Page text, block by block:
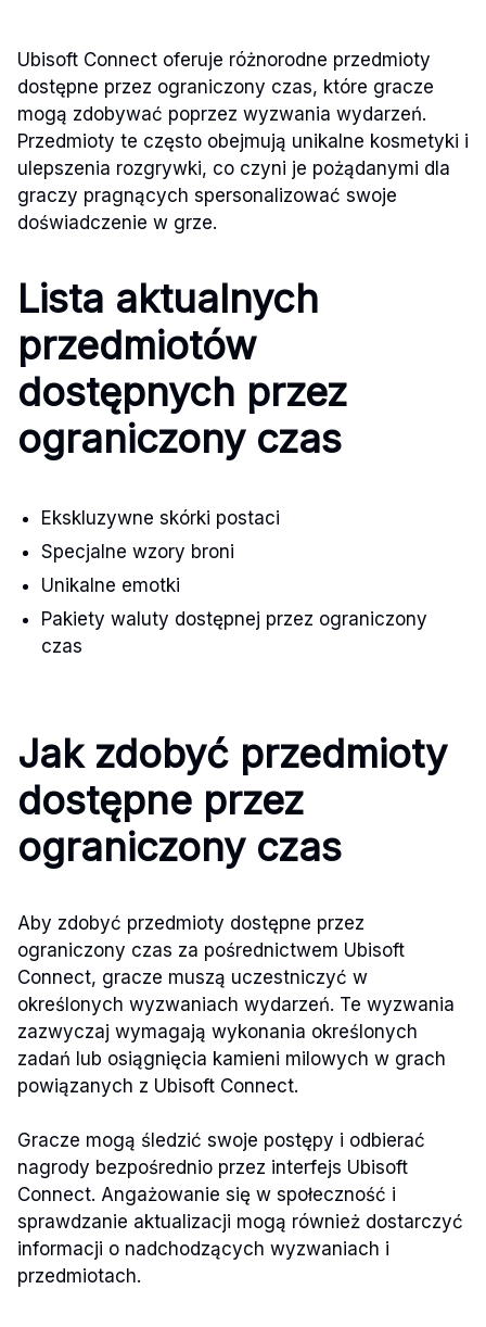
Ubisoft Connect oferuje różnorodne przedmioty
dostępne przez ograniczony czas, które gracze
mogą zdobywać poprzez wyzwania wydarzeń.
Przedmioty te często obejmują unikalne kosmetyki i
ulepszenia rozgrywki, co czyni je pożądanymi dla
graczy pragnących spersonalizować swoje
doświadczenie w grze.
Lista aktualnych
przedmiotów
dostępnych przez
ograniczony czas
Ekskluzywne skórki postaci
Specjalne wzory broni
Unikalne emotki
Pakiety waluty dostępnej przez ograniczony
czas
Jak zdobyć przedmioty
dostępne przez
ograniczony czas
Aby zdobyć przedmioty dostępne przez
ograniczony czas za pośrednictwem Ubisoft
Connect, gracze muszą uczestniczyć w
określonych wyzwaniach wydarzeń. Te wyzwania
zazwyczaj wymagają wykonania określonych
zadań lub osiągnięcia kamieni milowych w grach
powiązanych z Ubisoft Connect.
Gracze mogą śledzić swoje postępy i odbierać
nagrody bezpośrednio przez interfejs Ubisoft
Connect. Angażowanie się w społeczność i
sprawdzanie aktualizacji mogą również dostarczyć
informacji o nadchodzących wyzwaniach i
przedmiotach.